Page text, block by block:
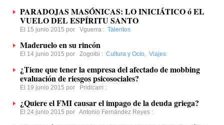
PARADOJAS MASÓNICAS: LO INICIÁTICO ó EL
VUELO DEL ESPÍRITU SANTO
El 15 junio 2015 por Vguerra : Talentos
Maderuelo en su rincón
El 14 junio 2015 por Zogoibi : Cultura y Ocio, Viajes
¿Tiene que tener la empresa del afectado de mobbing
evaluación de riesgos psicosociales?
El 19 junio 2015 por Pridicam :
¿Quiere el FMI causar el impago de la deuda griega?
El 24 junio 2015 por Antonio Fernández Reyes :